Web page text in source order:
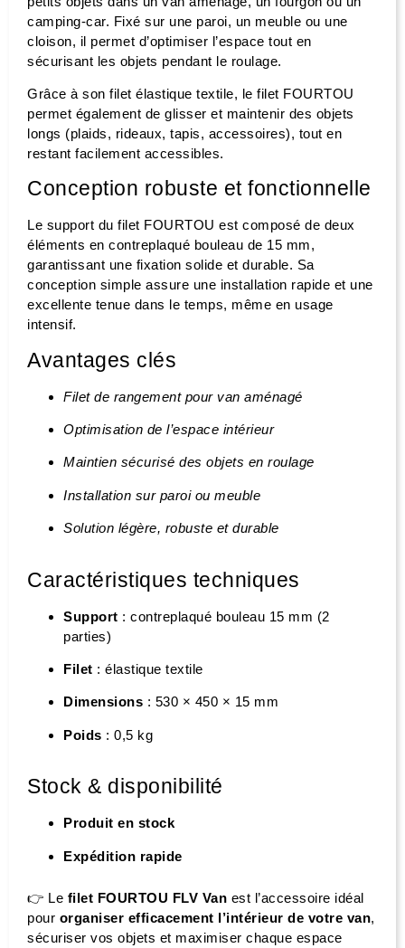
camping-car. Fixé sur une paroi, un meuble ou une
cloison, il permet d’optimiser l’espace tout en
sécurisant les objets pendant le roulage.
Grâce à son filet élastique textile, le filet FOURTOU
permet également de glisser et maintenir des objets
longs (plaids, rideaux, tapis, accessoires), tout en
restant facilement accessibles.
Conception robuste et fonctionnelle
Le support du filet FOURTOU est composé de deux
éléments en contreplaqué bouleau de 15 mm,
garantissant une fixation solide et durable. Sa
conception simple assure une installation rapide et une
excellente tenue dans le temps, même en usage
intensif.
Avantages clés
Filet de rangement pour van aménagé
Optimisation de l’espace intérieur
Maintien sécurisé des objets en roulage
Installation sur paroi ou meuble
Solution légère, robuste et durable
Caractéristiques techniques
Support : contreplaqué bouleau 15 mm (2
parties)
Filet : élastique textile
Dimensions : 530 × 450 × 15 mm
Poids : 0,5 kg
Stock & disponibilité
Produit en stock
Expédition rapide
👉 Le filet FOURTOU FLV Van est l’accessoire idéal
pour organiser efficacement l’intérieur de votre van,
sécuriser vos objets et maximiser chaque espace